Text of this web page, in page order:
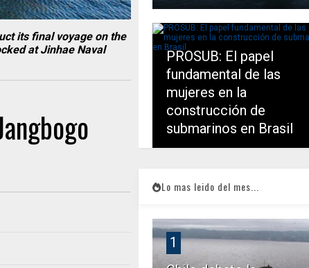
its final voyage on the
at Jinhae Naval
PROSUB: El papel
fundamental de las
mujeres en la
construcción de
submarinos en Brasil
Lo mas leido del mes...
1